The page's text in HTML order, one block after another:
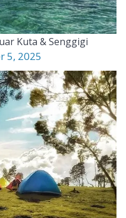
Kuta & Senggigi
5, 2025